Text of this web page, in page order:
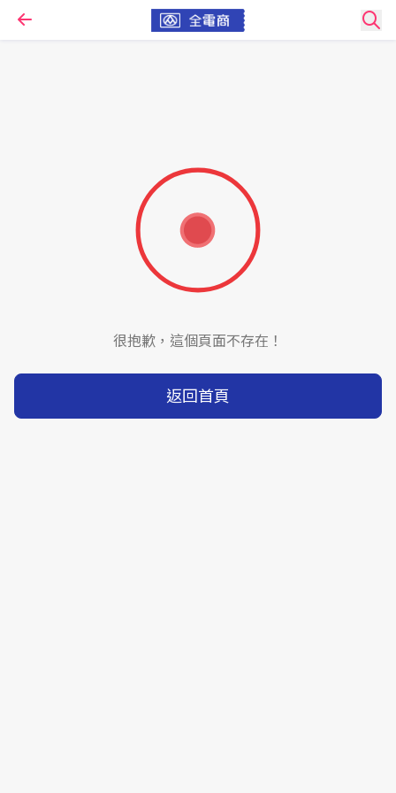
很抱歉，這個頁面不存在！
返回首頁